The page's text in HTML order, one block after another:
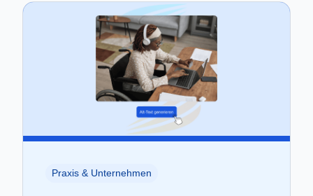
Praxis & Unternehmen